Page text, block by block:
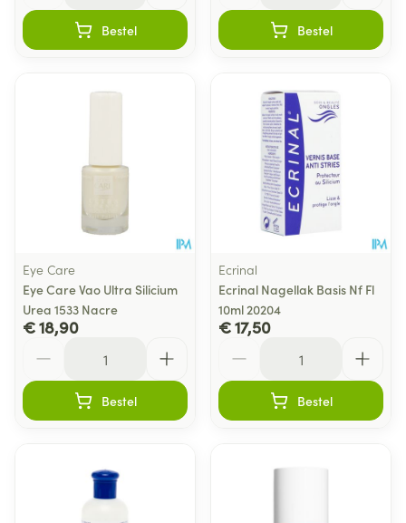
Bestel Bestel
Eye Care
Eye Care Vao Ultra Silicium
Urea 1533 Nacre
€ 18,90
Bestel
Ecrinal
Ecrinal Nagellak Basis Nf Fl
10ml 20204
€ 17,50
Bestel